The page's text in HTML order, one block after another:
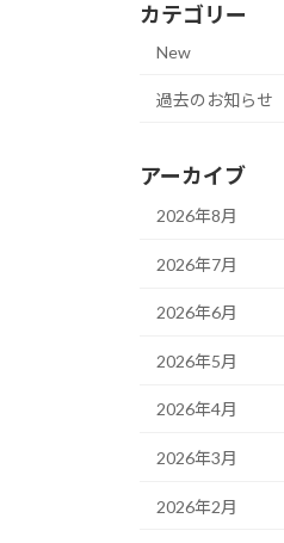
カテゴリー
New
過去のお知らせ
アーカイブ
2026年8月
2026年7月
2026年6月
2026年5月
2026年4月
2026年3月
2026年2月